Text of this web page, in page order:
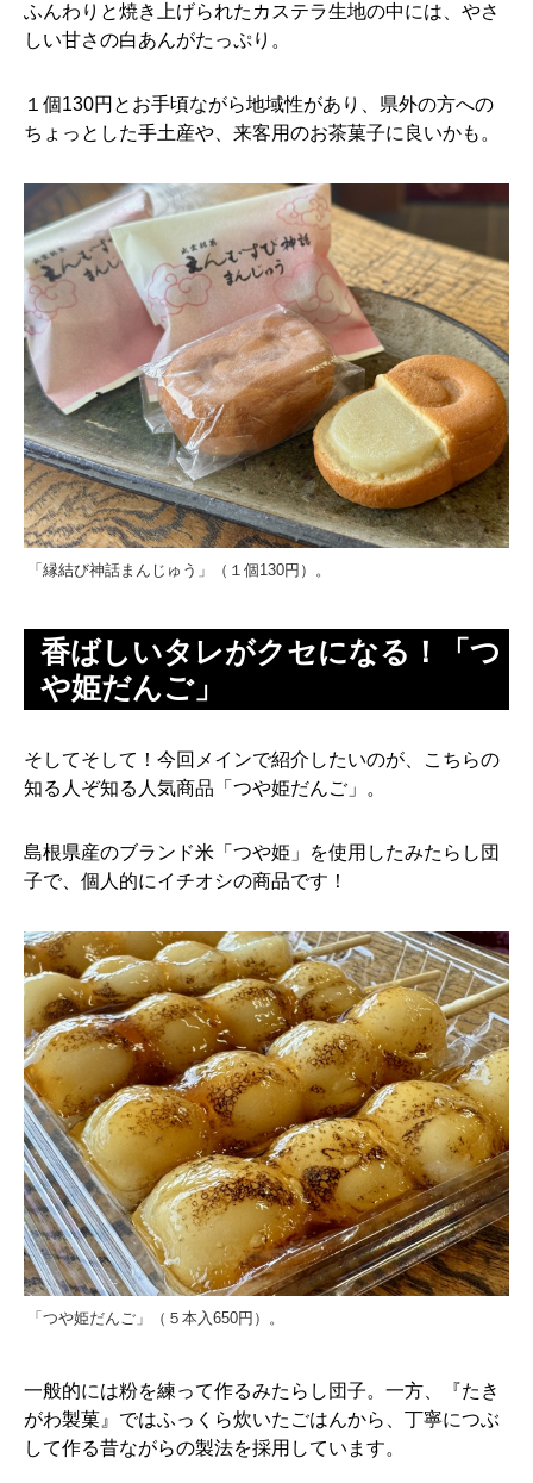
ふんわりと焼き上げられたカステラ生地の中には、やさ
しい甘さの白あんがたっぷり。
１個130円とお手頃ながら地域性があり、県外の方への
ちょっとした手土産や、来客用のお茶菓子に良いかも。
「縁結び神話まんじゅう」（１個130円）。
香ばしいタレがクセになる！「つ
や姫だんご」
そしてそして！今回メインで紹介したいのが、こちらの
知る人ぞ知る人気商品「つや姫だんご」。
島根県産のブランド米「つや姫」を使用したみたらし団
子で、個人的にイチオシの商品です！
「つや姫だんご」（５本入650円）。
一般的には粉を練って作るみたらし団子。一方、『たき
がわ製菓』ではふっくら炊いたごはんから、丁寧につぶ
して作る昔ながらの製法を採用しています。